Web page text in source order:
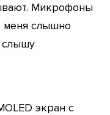
Микрофоны
меня слышно
слышу
экран с